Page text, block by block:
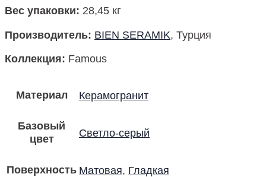
Вес упаковки: 28,45 кг
Производитель: BIEN SERAMIK, Турция
Коллекция: Famous
Материал Керамогранит
Базовый
цвет
Светло-серый
Поверхность Матовая, Гладкая